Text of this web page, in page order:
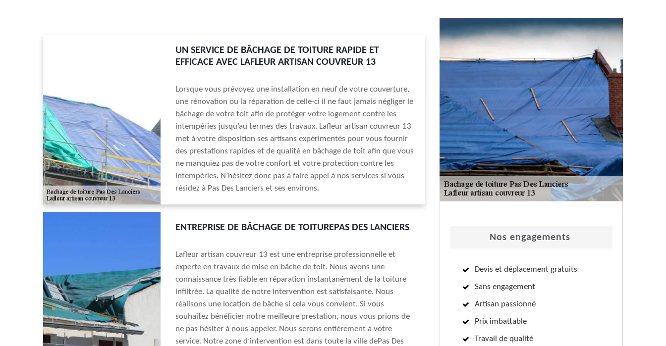
UN SERVICE DE BÂCHAGE DE TOITURE RAPIDE ET
EFFICACE AVEC LAFLEUR ARTISAN COUVREUR 13
Lorsque vous prévoyez une installation en neuf de votre couverture,
une rénovation ou la réparation de celle-ci il ne faut jamais négliger le
bâchage de votre toit afin de protéger votre logement contre les
intempéries jusqu’au termes des travaux. Lafleur artisan couvreur 13
met à votre disposition ses artisans expérimentés pour vous fournir
des prestations rapides et de qualité en bâchage de toit afin que vous
ne manquiez pas de votre confort et votre protection contre les
intempéries. N’hésitez donc pas à faire appel à nos services si vous
résidez à Pas Des Lanciers et ses environs.
ENTREPRISE DE BÂCHAGE DE TOITUREPAS DES LANCIERS
Lafleur artisan couvreur 13 est une entreprise professionnelle et
experte en travaux de mise en bâche de toit. Nous avons une
connaissance très fiable en réparation instantanément de la toiture
infiltrée. La qualité de notre intervention est satisfaisante. Nous
réalisons une location de bâche si cela vous convient. Si vous
souhaitez bénéficier notre meilleure prestation, nous vous prions de
ne pas hésiter à nous appeler. Nous serons entièrement à votre
service. Notre zone d’intervention est dans toute la ville dePas Des
Nos engagements
Devis et déplacement gratuits
Sans engagement
Artisan passionné
Prix imbattable
Travail de qualité